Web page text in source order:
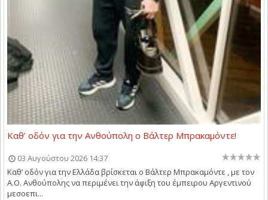
Καθ’ οδόν για την Ανθούπολη ο Βάλτερ Μπρακαμόντε!
03 Αυγούστου 2026 14:37
Καθ’ οδόν για την Ελλάδα βρίσκεται ο Βάλτερ Μπρακαμόντε , με τον
Α.Ο. Ανθούπολης να περιμένει την άφιξη του έμπειρου Αργεντινού
μεσοεπι...